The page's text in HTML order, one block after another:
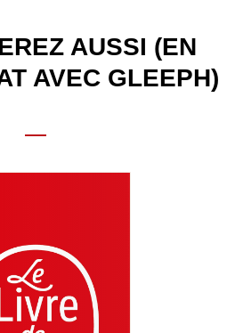
AUSSI (EN
AVEC GLEEPH)